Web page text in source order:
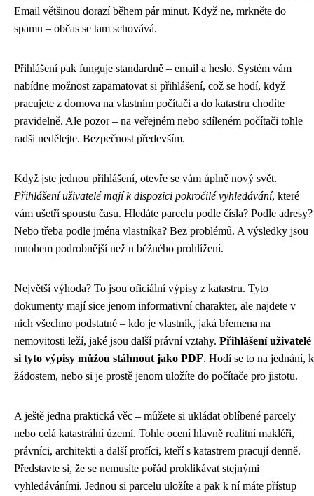
Email většinou dorazí během pár minut. Když ne, mrkněte do
spamu – občas se tam schovává.
Přihlášení pak funguje standardně – email a heslo. Systém vám
nabídne možnost zapamatovat si přihlášení, což se hodí, když
pracujete z domova na vlastním počítači a do katastru chodíte
pravidelně. Ale pozor – na veřejném nebo sdíleném počítači tohle
radši nedělejte. Bezpečnost především.
Když jste jednou přihlášení, otevře se vám úplně nový svět.
Přihlášení uživatelé mají k dispozici pokročilé vyhledávání, které
vám ušetří spoustu času. Hledáte parcelu podle čísla? Podle adresy?
Nebo třeba podle jména vlastníka? Bez problémů. A výsledky jsou
mnohem podrobnější než u běžného prohlížení.
Největší výhoda? To jsou oficiální výpisy z katastru. Tyto
dokumenty mají sice jenom informativní charakter, ale najdete v
nich všechno podstatné – kdo je vlastník, jaká břemena na
nemovitosti leží, jaké jsou další právní vztahy. Přihlášení uživatelé
si tyto výpisy můžou stáhnout jako PDF. Hodí se to na jednání, k
žádostem, nebo si je prostě jenom uložíte do počítače pro jistotu.
A ještě jedna praktická věc – můžete si ukládat oblíbené parcely
nebo celá katastrální území. Tohle ocení hlavně realitní makléři,
právníci, architekti a další profíci, kteří s katastrem pracují denně.
Představte si, že se nemusíte pořád proklikávat stejnými
vyhledáváními. Jednou si parcelu uložíte a pak k ní máte přístup